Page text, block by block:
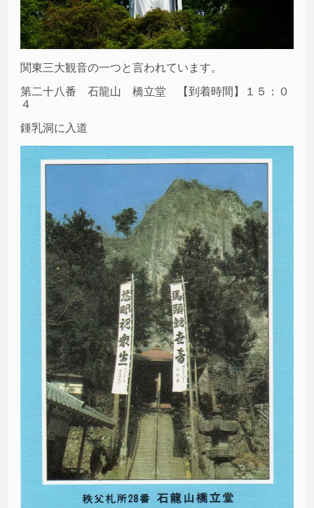
関東三大観音の一つと言われています。
第二十八番 石龍山 橋立堂 【到着時間】１５：０
４
鍾乳洞に入道